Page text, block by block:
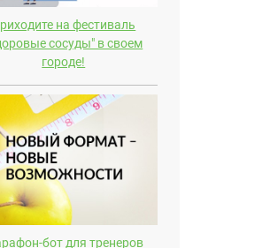
на фестиваль
сосуды" в своем
городе!
бот для тренеров